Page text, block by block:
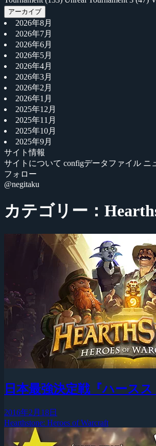
アーカイブ
2026年8月
2026年7月
2026年6月
2026年5月
2026年4月
2026年3月
2026年2月
2026年1月
2025年12月
2025年11月
2025年10月
2025年9月
サイト情報
サイトについて configデータファイル ニ
フォロー
@negitaku
カテゴリー：
日本最強決定戦『ハース
2016年2月18日
Hearthstone: Heroes of Warcraft